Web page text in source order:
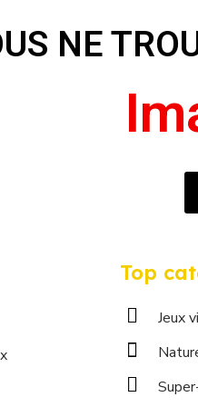
NE
En
Im
Pe
No
Top
Jeux